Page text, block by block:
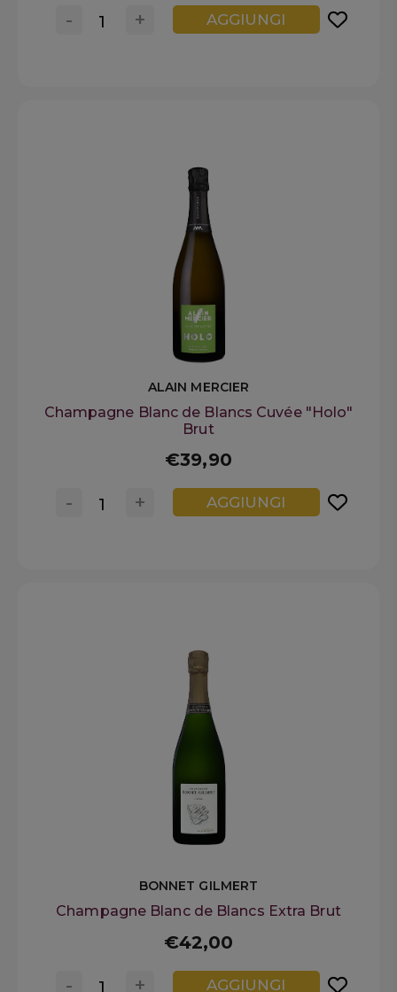
+
- AGGIUNGI
ALAIN MERCIER
Champagne Blanc de Blancs Cuvée "Holo"
Brut
€39,90
+
- AGGIUNGI
BONNET GILMERT
Champagne Blanc de Blancs Extra Brut
€42,00
+
- AGGIUNGI